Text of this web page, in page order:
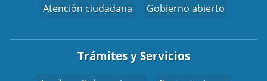
Atención ciudadana
Gobierno abierto
Trámites y Servicios